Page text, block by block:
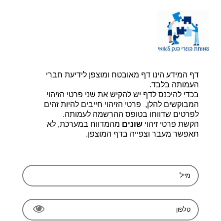
דף הבית |יצירת קשר |
דף המידע הינו דף מאובטח ומוצפן לידיעת חברי
העמותה בלבד.
בכדי להיכנס לדף יש להקיש את שני פרטי הזיהוי
המבוקשים להלן, פרטי הזיהוי חייבים להיות זהים
לפרטים שדווחו בטופס ההרשמה לעמותה.
הקשת פרטי זיהוי שונים מהמדווח במערכת, לא
תאפשר מעבר וצפייה בדף המוצפן.
עמותת בוגרי בנק לאומי, ע.ר 580014348